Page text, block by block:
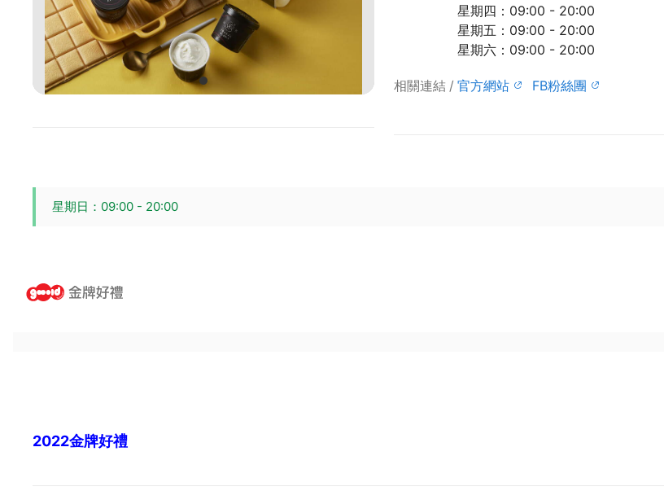
星期四：09:00 - 20:00
星期五：09:00 - 20:00
星期六：09:00 - 20:00
相關連結 官方網站 FB粉絲團
星期日：09:00 - 20:00
2022金牌好禮